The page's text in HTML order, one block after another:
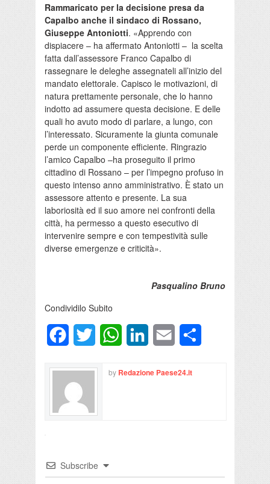
Rammaricato per la decisione presa da
Capalbo anche il sindaco di Rossano,
Giuseppe Antoniotti. «Apprendo con
dispiacere – ha affermato Antoniotti – la scelta
fatta dall’assessore Franco Capalbo di
rassegnare le deleghe assegnateli all’inizio del
mandato elettorale. Capisco le motivazioni, di
natura prettamente personale, che lo hanno
indotto ad assumere questa decisione. E delle
quali ho avuto modo di parlare, a lungo, con
l’interessato. Sicuramente la giunta comunale
perde un componente efficiente. Ringrazio
l’amico Capalbo –ha proseguito il primo
cittadino di Rossano – per l’impegno profuso in
questo intenso anno amministrativo. È stato un
assessore attento e presente. La sua
laboriosità ed il suo amore nei confronti della
città, ha permesso a questo esecutivo di
intervenire sempre e con tempestività sulle
diverse emergenze e criticità».
Pasqualino Bruno
Condividilo Subito
FacebookTwitter WhatsAppLinkedInEmail
by Redazione Paese24.it
Subscribe